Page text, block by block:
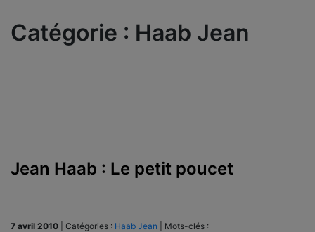
Catégorie : Haab Jean
Jean Haab : Le petit poucet
7 avril 2010 Catégories : Haab Jean
Mots-clés :